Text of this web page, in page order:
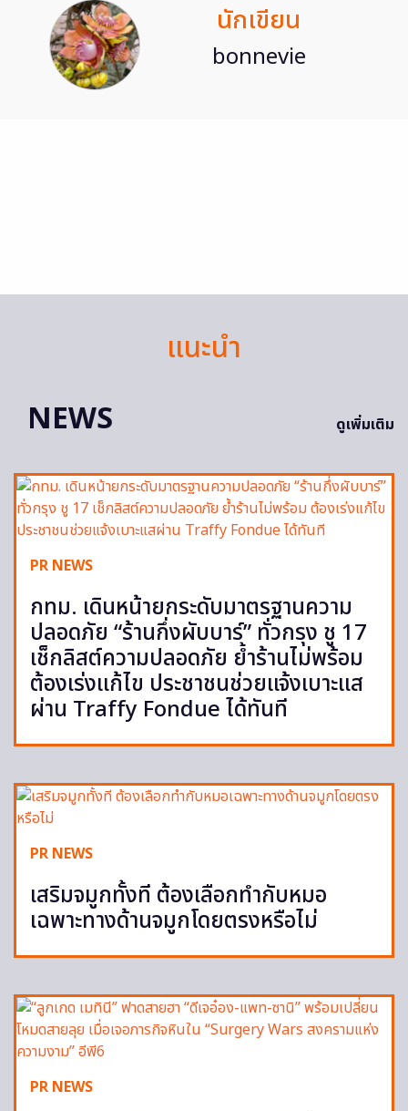
นักเขียน
bonnevie
แนะนำ
NEWS
ดูเพิ่มเติม
PR NEWS
กทม. เดินหน้ายกระดับมาตรฐานความ
ปลอดภัย “ร้านกึ่งผับบาร์” ทั่วกรุง ชู 17
เช็กลิสต์ความปลอดภัย ย้ำร้านไม่พร้อม
ต้องเร่งแก้ไข ประชาชนช่วยแจ้งเบาะแส
ผ่าน Traffy Fondue ได้ทันที
PR NEWS
เสริมจมูกทั้งที ต้องเลือกทำกับหมอ
เฉพาะทางด้านจมูกโดยตรงหรือไม่
PR NEWS